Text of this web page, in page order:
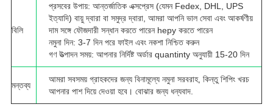
বিলি
প্রসবের উপায়: আন্তর্জাতিক এক্সপ্রেস (যেমন Fedex, DHL, UPS
ইত্যাদি) বায়ু দ্বারা বা সমুদ্র দ্বারা, আমরা আপনি ভাল সেবা এবং আকর্ষণীয়
দাম সঙ্গে ফৌজদারী সন্ধান করতে পারেন hepy করতে পারেন
নমুনা দিন: 3-7 দিন পরে ফাইল এবং নকশা নিশ্চিত করুন
গণ উত্পাদন সময়: আপনার নির্দিষ্ট অর্ডার quantinty অনুযায়ী 15-20 দিন
মন্তব্য
আমরা সবসময় গ্রাহকদের জন্য বিনামূল্যে নমুনা সরবরাহ, কিন্তু শিপিং খরচ
আপনার পাশ দিয়ে দেওয়া হবে। বোঝার জন্য ধন্যবাদ.